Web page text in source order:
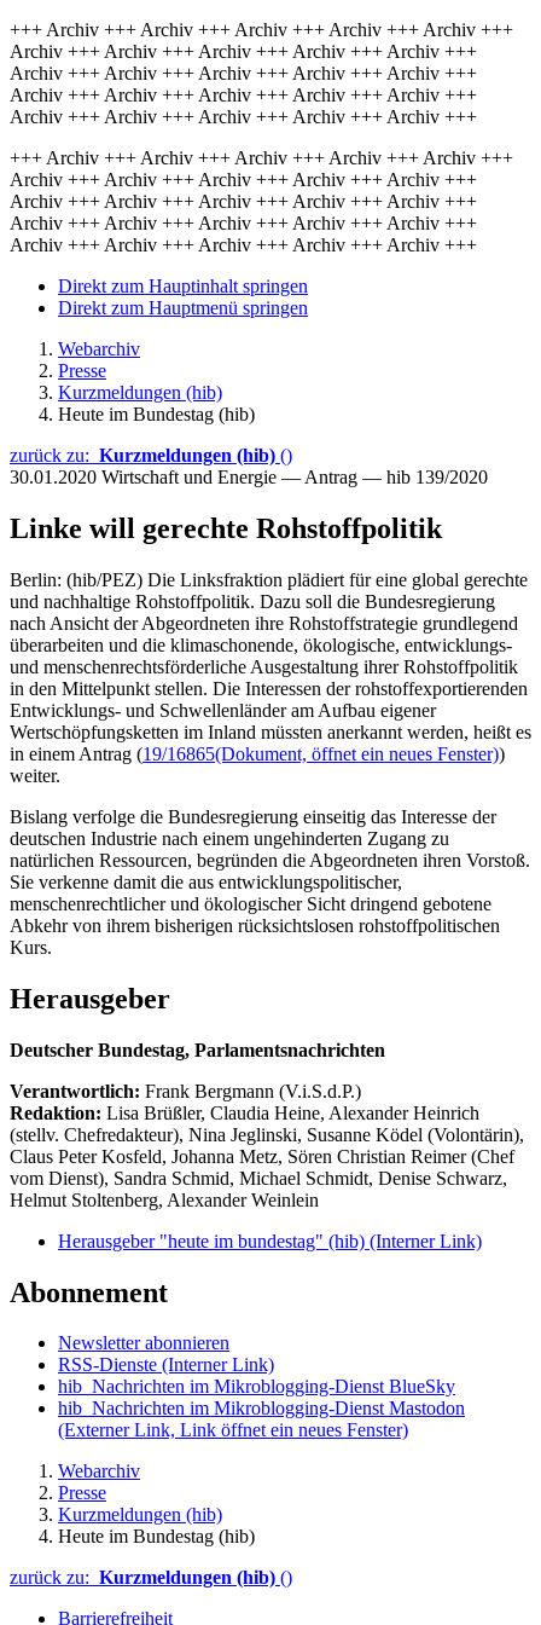
+++ Archiv +++ Archiv +++ Archiv +++ Archiv +++ Archiv +++
Archiv +++ Archiv +++ Archiv +++ Archiv +++ Archiv +++
Archiv +++ Archiv +++ Archiv +++ Archiv +++ Archiv +++
Archiv +++ Archiv +++ Archiv +++ Archiv +++ Archiv +++
Archiv +++ Archiv +++ Archiv +++ Archiv +++ Archiv +++
+++ Archiv +++ Archiv +++ Archiv +++ Archiv +++ Archiv +++
Archiv +++ Archiv +++ Archiv +++ Archiv +++ Archiv +++
Archiv +++ Archiv +++ Archiv +++ Archiv +++ Archiv +++
Archiv +++ Archiv +++ Archiv +++ Archiv +++ Archiv +++
Archiv +++ Archiv +++ Archiv +++ Archiv +++ Archiv +++
Direkt zum Hauptinhalt springen
Direkt zum Hauptmenü springen
Webarchiv
Presse
Kurzmeldungen (hib)
Heute im Bundestag (hib)
zurück zu: Kurzmeldungen (hib) ()
30.01.2020 Wirtschaft und Energie — Antrag — hib 139/2020
Linke will gerechte Rohstoffpolitik
Berlin: (hib/PEZ) Die Linksfraktion plädiert für eine global gerechte
und nachhaltige Rohstoffpolitik. Dazu soll die Bundesregierung
nach Ansicht der Abgeordneten ihre Rohstoffstrategie grundlegend
überarbeiten und die klimaschonende, ökologische, entwicklungs-
und menschenrechtsförderliche Ausgestaltung ihrer Rohstoffpolitik
in den Mittelpunkt stellen. Die Interessen der rohstoffexportierenden
Entwicklungs- und Schwellenländer am Aufbau eigener
Wertschöpfungsketten im Inland müssten anerkannt werden, heißt es
in einem Antrag (19/16865(Dokument, öffnet ein neues Fenster))
weiter.
Bislang verfolge die Bundesregierung einseitig das Interesse der
deutschen Industrie nach einem ungehinderten Zugang zu
natürlichen Ressourcen, begründen die Abgeordneten ihren Vorstoß.
Sie verkenne damit die aus entwicklungspolitischer,
menschenrechtlicher und ökologischer Sicht dringend gebotene
Abkehr von ihrem bisherigen rücksichtslosen rohstoffpolitischen
Kurs.
Herausgeber
Deutscher Bundestag, Parlamentsnachrichten
Verantwortlich: Frank Bergmann (V.i.S.d.P.)
Redaktion: Lisa Brüßler, Claudia Heine, Alexander Heinrich
(stellv. Chefredakteur), Nina Jeglinski, Susanne Ködel (Volontärin),
Claus Peter Kosfeld, Johanna Metz, Sören Christian Reimer (Chef
vom Dienst), Sandra Schmid, Michael Schmidt, Denise Schwarz,
Helmut Stoltenberg, Alexander Weinlein
Herausgeber "heute im bundestag" (hib) (Interner Link)
Abonnement
Newsletter abonnieren
RSS-Dienste (Interner Link)
hib_Nachrichten im Mikroblogging-Dienst BlueSky
hib_Nachrichten im Mikroblogging-Dienst Mastodon
(Externer Link, Link öffnet ein neues Fenster)
Webarchiv
Presse
Kurzmeldungen (hib)
Heute im Bundestag (hib)
zurück zu: Kurzmeldungen (hib) ()
Barrierefreiheit